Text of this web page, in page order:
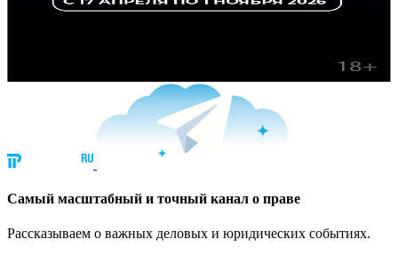
Cамый масштабный и точный канал о праве
Рассказываем о важных деловых и юридических событиях.